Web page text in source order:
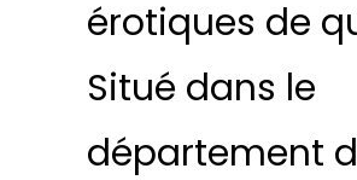
érotiques de
Situé dans le
département